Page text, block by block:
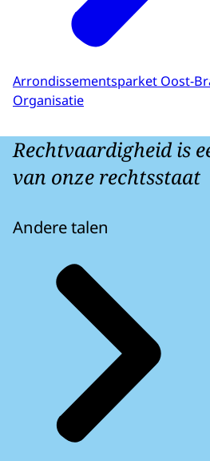
Arrondissementsparket Oost-
Organisatie
Rechtvaardigheid is
van onze rechtsstaat
Andere talen